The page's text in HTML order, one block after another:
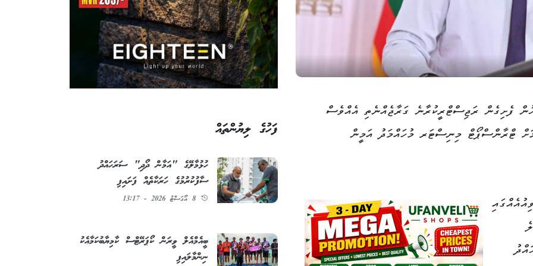
މަހުގެ 13 ވަނަ ދުވަހުން ފެށިގެން ރަޖިސްޓްރީކުރާނެ ގަރާޖެއްނެތި އެއްވެސް
ޓްރާންސްޕޯޓް މިނިސްޓަރ މުހައްމަދު އަމީން
ފަހުގެ ލިޔުންތައް
ހުޅުމާލޭގެ "އަމާން ދޯދި" ސަރަހައްދު
ސާފުކުރުމުގެ ހަރަކާތެއް ފަށައިފި
8 އޯގަސްޓު 2026 - 13:17
ބީއެމްއެލް ވީރަން ކޯޕަރޭޓްސް ކާމިޔާބުކަމާއެކު
ނިންމާލައިފި